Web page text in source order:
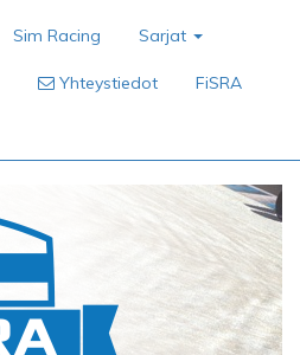
Sim Racing Sarjat
Yhteystiedot FiSRA